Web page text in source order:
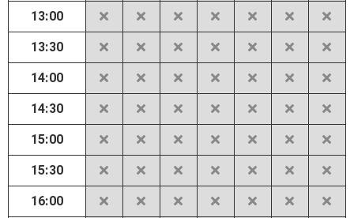
13:00
13:30
14:00
14:30
15:00
15:30
16:00